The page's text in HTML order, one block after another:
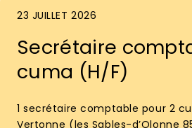
23 JUILLET 2026
Secrétaire
cuma (H/F)
1 secrétaire comptable pour 2
Vertonne (les Sables-d’Olonne